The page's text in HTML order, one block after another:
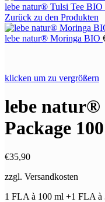
lebe natur® Tulsi Tee BIO
Zurück zu den Produkten
lebe natur® Moringa BIO
klicken um zu vergrößern
lebe natur®
Package
€35,90
zzgl. Versandkosten
1 FLA à 100 ml +1 FLA à